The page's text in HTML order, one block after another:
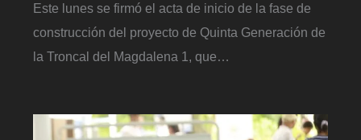
Este lunes se firmó el acta de inicio de la fase de
construcción del proyecto de Quinta Generación de
la Troncal del Magdalena 1, que…